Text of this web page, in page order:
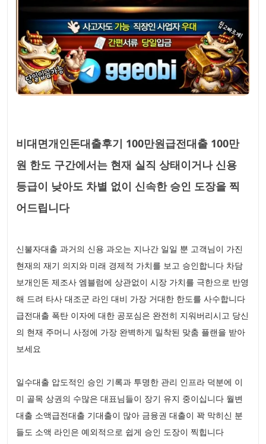
비대면개인돈대출후기 100만원급전대출 100만
원 한도 구간에서는 현재 실직 상태이거나 신용
등급이 낮아도 차별 없이 신속한 승인 도장을 찍
어드립니다
신불자대출 과거의 신용 과오는 지나간 일일 뿐 고객님이 가진
현재의 재기 의지와 미래 경제적 가치를 보고 승인합니다 차담
보개인돈 제조사 엠블럼에 상관없이 시장 가치를 극한으로 반영
해 드려 타사 대조군 라인 대비 가장 거대한 한도를 사수합니다
급전대출 폭탄 이자에 대한 공포심은 완전히 지워버리시고 당신
의 현재 주머니 사정에 가장 완벽하게 밀착된 맞춤 플랜을 받아
보세요
일수대출 압도적인 승인 기록과 투명한 관리 인프라 덕분에 이
미 골목 상권의 수많은 대표님들이 장기 유지 중이십니다 월변
대출 소액급전대출 기대출이 많아 금융권 대출이 꽉 막히신 분
들도 소액 라인은 예외적으로 쉽게 승인 도장이 찍힙니다